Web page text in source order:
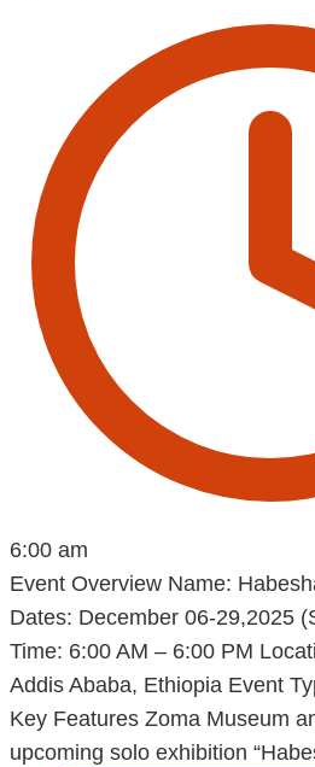
6:00 am
Event Overview Name:
Dates: December 06-29,2025
Time: 6:00 AM – 6:00 PM
Addis Ababa, Ethiopia Event
Key Features Zoma Museum
upcoming solo exhibition